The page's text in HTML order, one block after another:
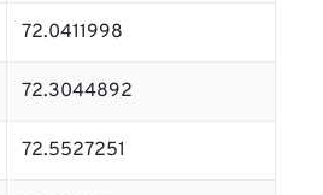
72.0411998
72.3044892
72.5527251